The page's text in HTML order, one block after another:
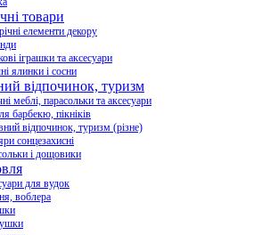
товари
елементи декору
іграшки та аксесуари
ялинки і сосни
відпочинок, туризм
меблі, парасольки та аксесуари
барбекю, пікніків
відпочинок, туризм (різне)
сонцезахисні
і дощовики
для вудок
воблера